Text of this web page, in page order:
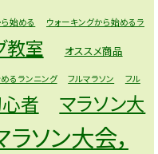
始める ウォーキングから始めるラ
教室 オススメ商品
るランニング フルマラソン フル
者
マラソン大
ラソン大会，